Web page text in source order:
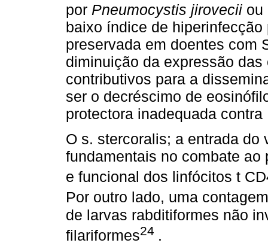
por Pneumocystis jirovecii ou
baixo índice de
preservada em doentes com
diminuição da expressão
contributivos para a
ser o decréscimo de
protectora inadequada contra
O s. stercoralis; a entrada
fundamentais no combate
e funcional dos linfócitos t
Por outro lado, uma
de larvas rabditiformes não
filariformes24 .